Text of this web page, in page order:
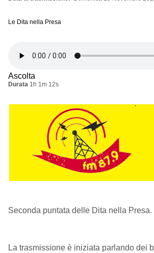
Le Dita nella Presa
Ascolta
Durata 1h 1m 12s
Seconda puntata delle Dita nella Presa.
La trasmissione è iniziata parlando dei